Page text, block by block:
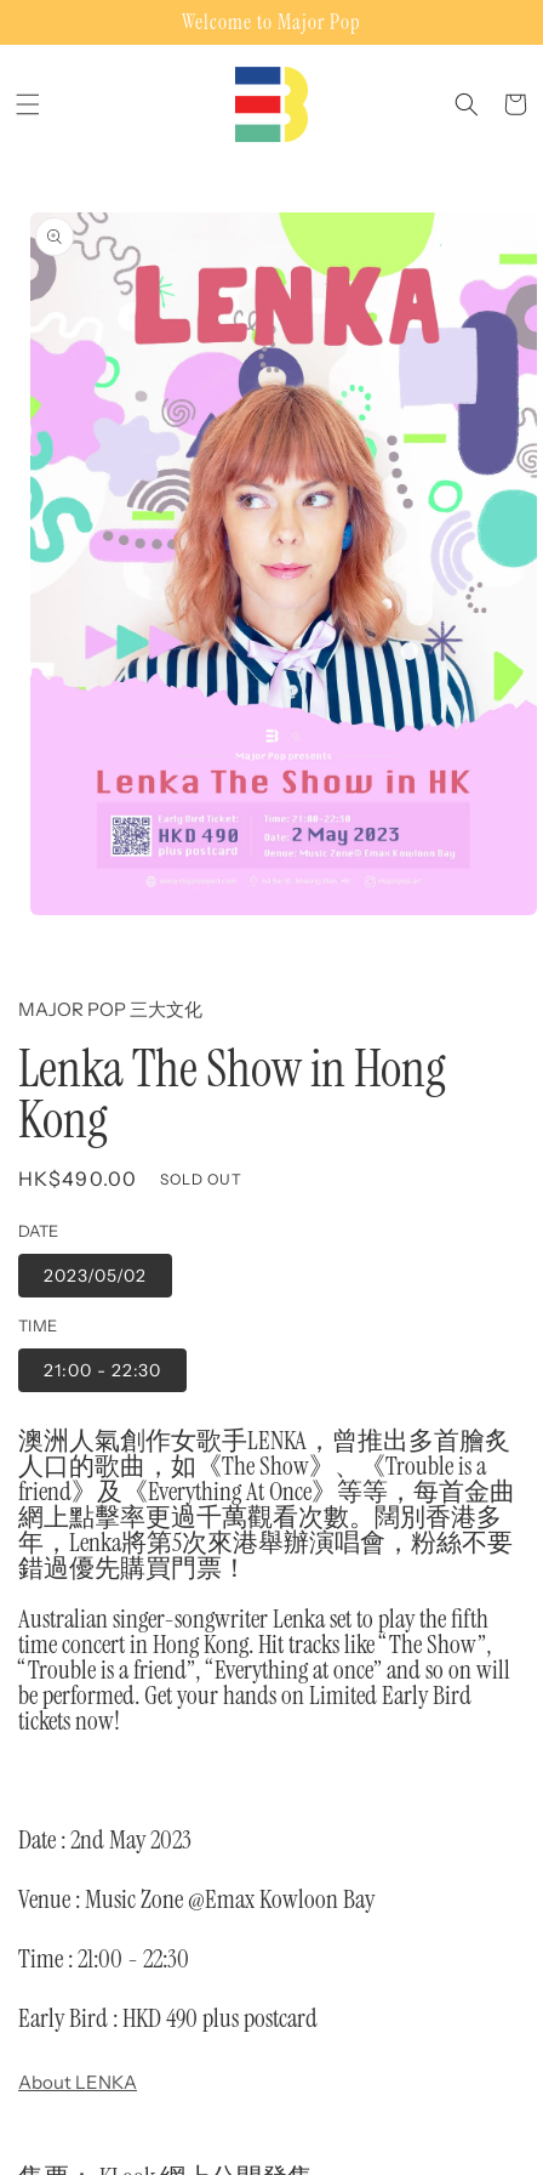
Welcome to Major Pop
Cart
Skip to
product
information
MAJOR POP 三大文化
Lenka The Show in Hong
Kong
Regular
HK$490.00 SOLD OUT
DATE
2023/05/02
TIME
21:00 - 22:30
澳洲人氣創作女歌手LENKA，曾推出多首膾炙
人口的歌曲，如《The Show》、《Trouble is a
friend》及《Everything At Once》等等，每首金曲
網上點擊率更過千萬觀看次數。闊別香港多
年，Lenka將第5次來港舉辦演唱會，粉絲不要
錯過優先購買門票！
Australian singer-songwriter Lenka set to play the fifth
time concert in Hong Kong. Hit tracks like “The Show”,
“Trouble is a friend”, “Everything at once” and so on will
be performed. Get your hands on Limited Early Bird
tickets now!
Date : 2nd May 2023
Venue : Music Zone @Emax Kowloon Bay
Time : 21:00 - 22:30
Early Bird : HKD 490 plus postcard
About LENKA